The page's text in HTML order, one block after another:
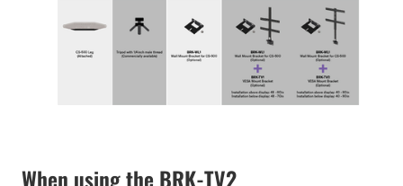
When using the BRK-TV2